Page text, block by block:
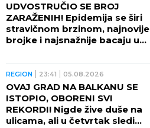
UDVOSTRUČIO SE BROJ
ZARAŽENIH! Epidemija se širi
stravičnom brzinom, najnovije
brojke i najsnažnije bacaju u
REGION 23:41 05.08.2026
OVAJ GRAD NA BALKANU SE
ISTOPIO, OBORENI SVI
REKORDI! Nigde žive duše na
ulicama, ali u četvrtak sledi